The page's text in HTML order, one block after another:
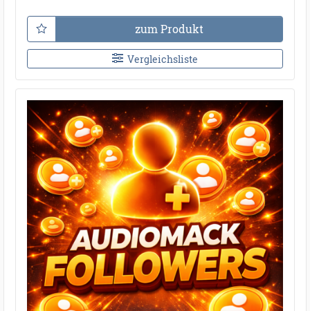
zum Produkt
Vergleichsliste